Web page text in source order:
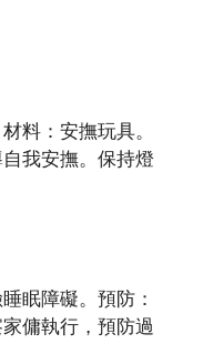
料：安撫玩具。
我安撫。保持燈
眠障礙。預防：
傭執行，預防過